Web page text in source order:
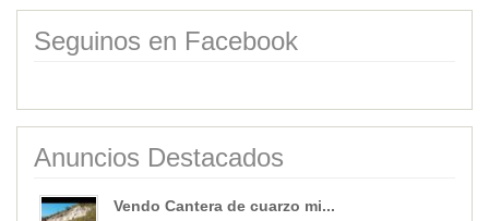
Seguinos en Facebook
Anuncios Destacados
Vendo Cantera de cuarzo mi...